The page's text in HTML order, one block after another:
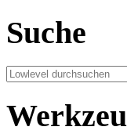
Suche